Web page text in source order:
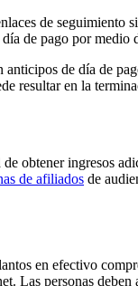
de
de pago por
de día de
resultar en la
obtener ingresos
de afiliados de
en efectivo
Las personas